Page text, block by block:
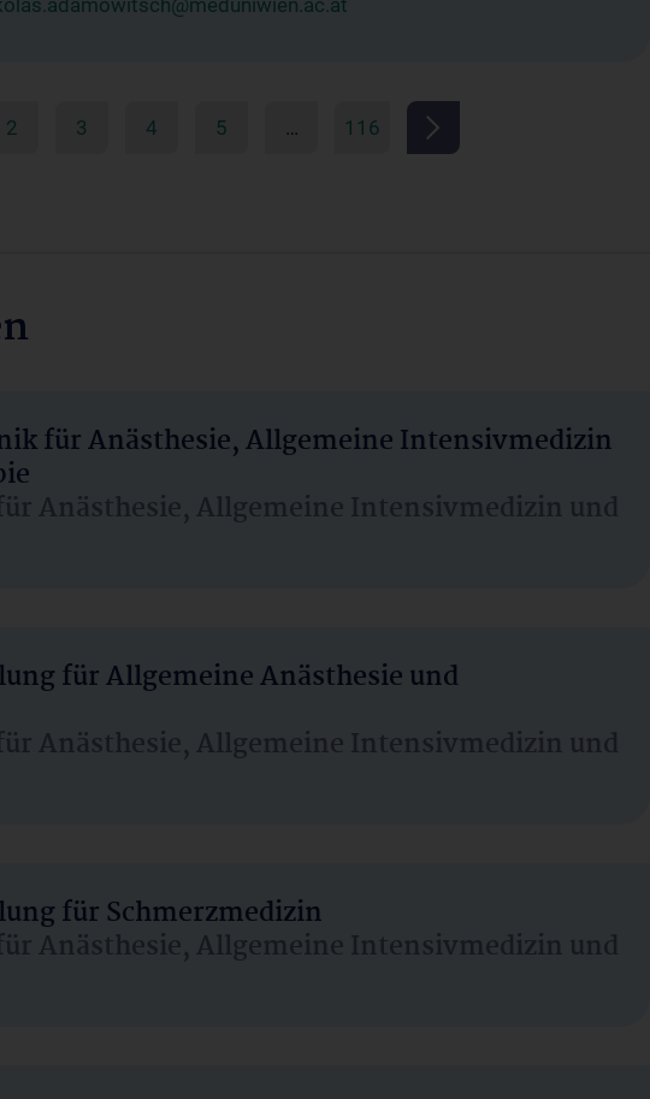
2 3 4 5 … 116
für Anästhesie, Allgemeine Intensivmedizin
Anästhesie, Allgemeine Intensivmedizin und
für Allgemeine Anästhesie und
Anästhesie, Allgemeine Intensivmedizin und
für Schmerzmedizin
Anästhesie, Allgemeine Intensivmedizin und